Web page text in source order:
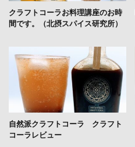
クラフトコーラお料理講座のお時
間です。（北摂スパイス研究所）
自然派クラフトコーラ クラフト
コーラレビュー